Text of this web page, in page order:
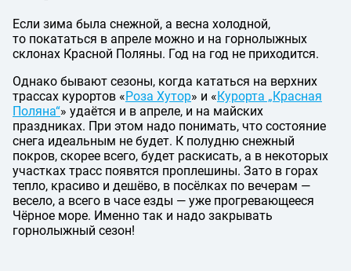
Если зима была снежной, а весна холодной,
то покататься в апреле можно и на горнолыжных
склонах Красной Поляны. Год на год не приходится.
Однако бывают сезоны, когда кататься на верхних
трассах курортов «Роза Хутор» и «Курорта „Красная
Поляна“» удаётся и в апреле, и на майских
праздниках. При этом надо понимать, что состояние
снега идеальным не будет. К полудню снежный
покров, скорее всего, будет раскисать, а в некоторых
участках трасс появятся проплешины. Зато в горах
тепло, красиво и дешёво, в посёлках по вечерам —
весело, а всего в часе езды — уже прогревающееся
Чёрное море. Именно так и надо закрывать
горнолыжный сезон!